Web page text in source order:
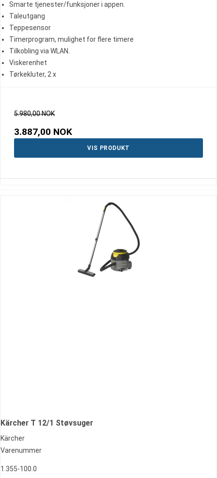
Smarte tjenester/funksjoner i appen.
Taleutgang
Teppesensor
Timerprogram, mulighet for flere timere
Tilkobling via WLAN.
Viskerenhet
Tørkekluter, 2 x
5.980,00 NOK
3.887,00 NOK
VIS PRODUKT
Kärcher T 12/1 Støvsuger
Kärcher
Varenummer
1.355-100.0